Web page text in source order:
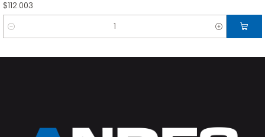
$112.003
Cantidad